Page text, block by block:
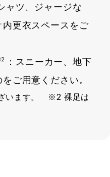
ャツ、ジャージな
更衣スペースをご
：スニーカー、地下
ご用意ください。
います。 ※2 裸足は